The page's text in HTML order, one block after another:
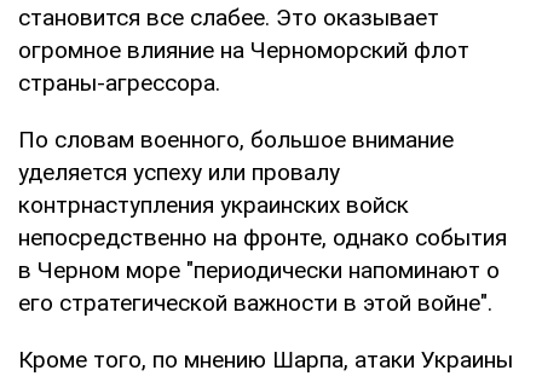
становится все слабее. Это оказывает
огромное влияние на Черноморский флот
страны-агрессора.
По словам военного, большое внимание
уделяется успеху или провалу
контрнаступления украинских войск
непосредственно на фронте, однако события
в Черном море "периодически напоминают о
его стратегической важности в этой войне".
Кроме того, по мнению Шарпа, атаки Украины